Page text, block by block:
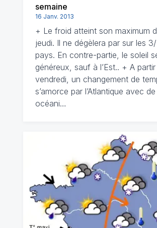
semaine
16 Janv. 2013
+ Le froid atteint son maximum
jeudi. Il ne dégèlera par sur les
pays. En contre-partie, le soleil
généreux, sauf à l’Est.. + A
vendredi, un changement de
s’amorce par l’Atlantique avec de
océani…